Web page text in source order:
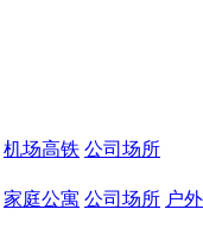
机场高铁 公司场所
家庭公寓 公司场所 户